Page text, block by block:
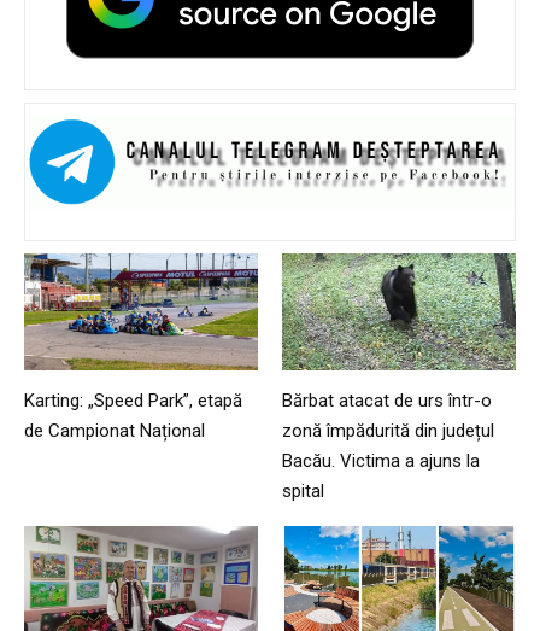
Karting: „Speed Park”, etapă
de Campionat Național
Bărbat atacat de urs într-o
zonă împădurită din județul
Bacău. Victima a ajuns la
spital